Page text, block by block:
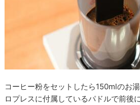
コーヒー粉をセットしたら150mlのお
ロプレスに付属しているパドルで前後